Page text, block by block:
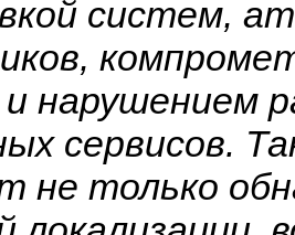
систем,
и нарушением
сервисов.
не только